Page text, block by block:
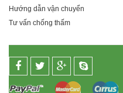
Hướng dẫn vận chuyển
Tư vấn chống thấm